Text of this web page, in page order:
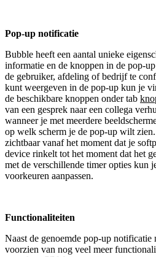
Pop-up notificatie
Bubble heeft een aantal unieke
informatie en de knoppen in de pop-
de gebruiker, afdeling of bedrijf te
kunt weergeven in de pop-up kun je
de beschikbare knoppen onder tab
van een gesprek naar een collega
wanneer je met meerdere
op welk scherm je de pop-up wilt
zichtbaar vanaf het moment dat je
device rinkelt tot het moment dat het
met de verschillende timer opties kun
voorkeuren aanpassen.
Functionaliteiten
Naast de genoemde pop-up
voorzien van nog veel meer